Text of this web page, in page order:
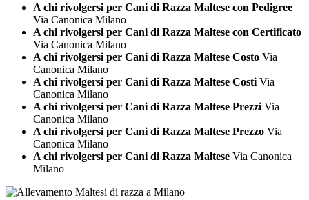
A chi rivolgersi per Cani di Razza Maltese con Pedigree
Via Canonica Milano
A chi rivolgersi per Cani di Razza Maltese con Certificato
Via Canonica Milano
A chi rivolgersi per Cani di Razza Maltese Costo Via
Canonica Milano
A chi rivolgersi per Cani di Razza Maltese Costi Via
Canonica Milano
A chi rivolgersi per Cani di Razza Maltese Prezzi Via
Canonica Milano
A chi rivolgersi per Cani di Razza Maltese Prezzo Via
Canonica Milano
A chi rivolgersi per Cani di Razza Maltese Via Canonica
Milano